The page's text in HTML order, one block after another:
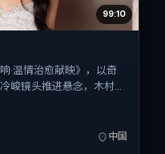
99:10
·温情治愈献映》，以奇
峻镜头推进悬念，木村拓
分钟；适合关注现实
中国